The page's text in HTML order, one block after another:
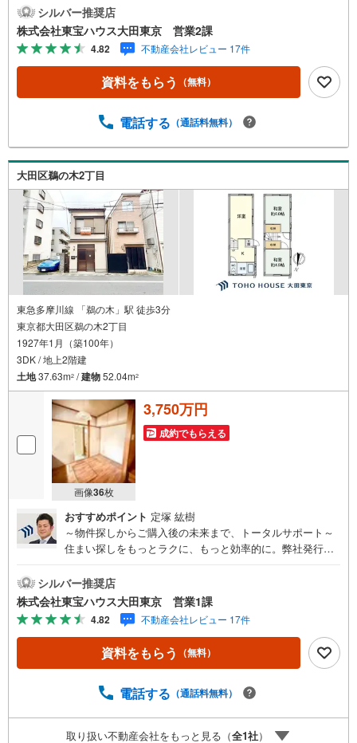
浄水器付き対面式システムキッチン 床暖房付き！冬場も足
元暖かく快適です 全居室収納付きですっきりとした暮らし
を実現 リビング階に水回りが集約された間取り～東京、川
崎エリアの「住まい」探しに確かな安心と満足を～東宝ハ
ウス大田東京ならではの高品質なサービスをお届けしま
す。各種ご相談も承っております。 住宅ローンのご相談 F
い合わせの際は「Yahoo！不動産を見た」とお伝え下さ
りご予約いただくとご見学がスムーズにご案内できます。
お客様のお住まいへの「希望」を形にするべく全力でお手
伝いさせていただきます。お会いできる日を心待ちにして
おります。
シルバー推奨店
株式会社東宝ハウス大田東京 営業2課
4.82 不動産会社レビュー 17件
資料をもらう （無料）
電話する （通話料無料）
大田区鵜の木2丁目
東急多摩川線 「鵜の木」駅 徒歩3分
東京都大田区鵜の木2丁目
1927年1月（築100年）
3DK / 地上2階建
土地37.63m2 /建物52.04m2
画像36枚
3,750万円
成約でもらえる
おすすめポイント 定塚 紘樹
～物件探しからご購入後の未来まで、トータルサポート～
住まい探しをもっとラクに、もっと効率的に。弊社発行の
辺環境のチェックまでスマホで完結。よく行く場所へのル
ートや所要時間がわかる「Door to Door機能」で、通勤・通
学時間もスムーズに検索できます。そして、ご購入はゴー
ルではなく、新しい暮らしのスタートです。東宝ハウス大
田東京では、物件のご紹介にとどまらず、独自の会員サー
ビス「TOHO HOUSE CLUB」や「未来カレンダー」を活用
心と豊かな暮らしに寄り添い続けます。 各種ご相談も承っ
のシミュレーションお電話よりお問い合わせの際は「Yaho
o！不動産を見た」とお伝え下さい。【資料をもらう】【室
シルバー推奨店
株式会社東宝ハウス大田東京 営業1課
4.82 不動産会社レビュー 17件
資料をもらう （無料）
電話する （通話料無料）
取り扱い不動産会社をもっと見る（全1社）